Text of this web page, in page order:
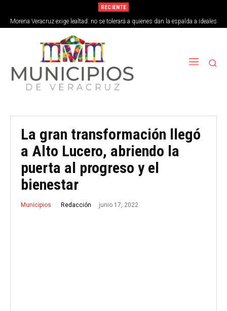
RECIENTE
Morena Veracruz exige lealtad: no se tolerará a quienes dan la espalda a ideales
de la 4T
La gran transformación llegó
a Alto Lucero, abriendo la
puerta al progreso y el
bienestar
Municipios Redacción junio 17, 2022